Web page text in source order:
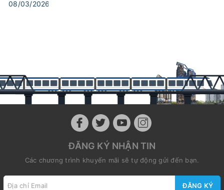
ĐĂNG KÝ NHẬN TIN
Các chương trình khuyến mãi sẽ tự động gửi đến bạn.
ĐĂNG KÝ